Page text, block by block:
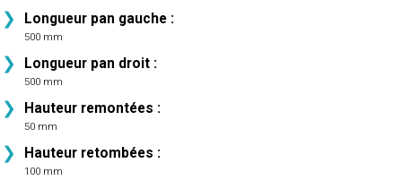
Longueur pan gauche :
500 mm
Longueur pan droit :
500 mm
Hauteur remontées :
50 mm
Hauteur retombées :
100 mm